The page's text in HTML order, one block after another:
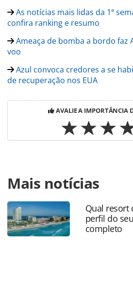
As notícias mais lidas da 1ª
confira ranking e resumo
Ameaça de bomba a bordo faz
voo
Azul convoca credores a se
de recuperação nos EUA
AVALIE A IMPORTÂNCIA
https://www.panrotas.com.br/
rotas/2025/08/azul-anuncia-
manaus-e-barcelos-
oferecidas na página. Todo o
PANROTAS Editora é protegido
sobre direito autoral. Não
Mais notícias
Qual resort
perfil do
completo